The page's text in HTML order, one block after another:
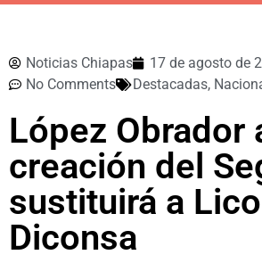
Noticias Chiapas
17 de agosto de
No Comments
Destacadas,
López Obrador
creación del
sustituirá a
Diconsa